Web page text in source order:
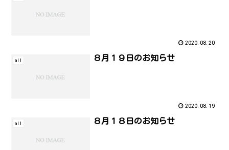
2020.08.20
all ８月１９日のお知らせ
2020.08.19
all ８月１８日のお知らせ